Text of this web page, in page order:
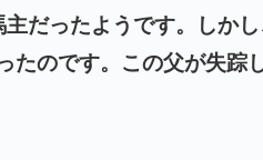
主だったようです。しか
たのです。この父が失踪